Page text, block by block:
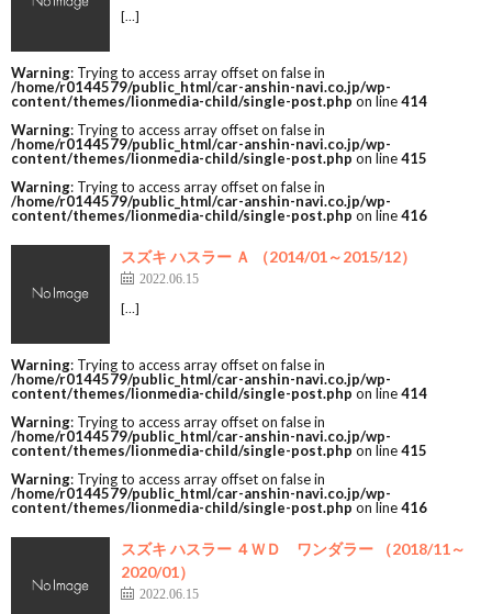
[…]
Warning: Trying to access array offset on false in
/home/r0144579/public_html/car-anshin-navi.co.jp/wp-
content/themes/lionmedia-child/single-post.php on line414
Warning: Trying to access array offset on false in
/home/r0144579/public_html/car-anshin-navi.co.jp/wp-
content/themes/lionmedia-child/single-post.php on line415
Warning: Trying to access array offset on false in
/home/r0144579/public_html/car-anshin-navi.co.jp/wp-
content/themes/lionmedia-child/single-post.php on line416
スズキ ハスラー Ａ （2014/01～2015/12）
2022.06.15
[…]
Warning: Trying to access array offset on false in
/home/r0144579/public_html/car-anshin-navi.co.jp/wp-
content/themes/lionmedia-child/single-post.php on line414
Warning: Trying to access array offset on false in
/home/r0144579/public_html/car-anshin-navi.co.jp/wp-
content/themes/lionmedia-child/single-post.php on line415
Warning: Trying to access array offset on false in
/home/r0144579/public_html/car-anshin-navi.co.jp/wp-
content/themes/lionmedia-child/single-post.php on line416
スズキ ハスラー ４ＷＤ ワンダラー （2018/11～
2020/01）
2022.06.15